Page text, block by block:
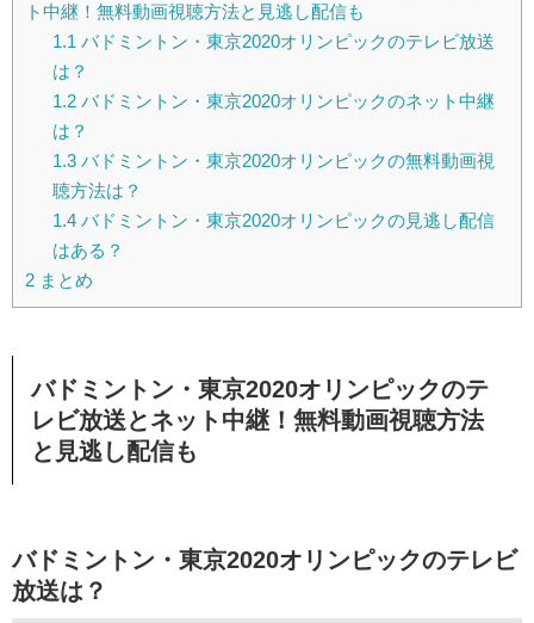
ト中継！無料動画視聴方法と見逃し配信も
1.1 バドミントン・東京2020オリンピックのテレビ放送
は？
1.2バドミントン・東京2020オリンピックのネット中継
は？
1.3バドミントン・東京2020オリンピックの無料動画視
聴方法は？
1.4バドミントン・東京2020オリンピックの見逃し配信
はある？
2 まとめ
バドミントン・東京2020オリンピックのテ
レビ放送とネット中継！無料動画視聴方法
と見逃し配信も
バドミントン・東京2020オリンピックのテレビ
放送は？